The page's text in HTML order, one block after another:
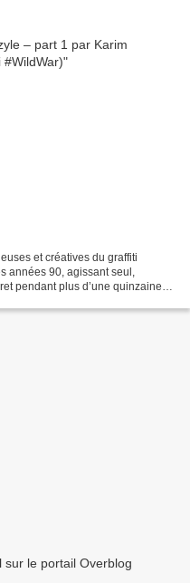
et créatives du graffiti
années 90, agissant seul,
pendant plus d’une quinzaine
sur le portail Overblog